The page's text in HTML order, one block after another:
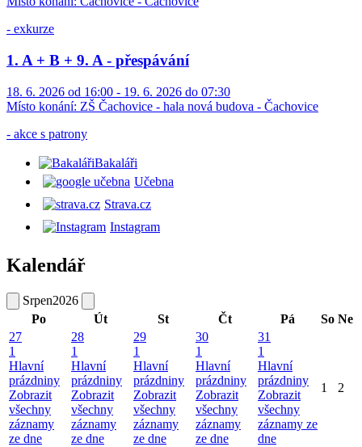
- exkurze
1. A + B + 9. A - přespávání
18. 6. 2026 od 16:00 - 19. 6. 2026 do 07:30
Místo konání: ZŠ Čachovice - hala nová budova - Čachovice
- akce s patrony
Bakaláři
Učebna
Strava.cz
Instagram
Kalendář
Srpen2026
Po
Út St Čt Pá So Ne
27
1
Hlavní
prázdniny
Zobrazit
všechny
záznamy
ze dne
28
1
Hlavní
prázdniny
Zobrazit
všechny
záznamy
ze dne
29
1
Hlavní
prázdniny
Zobrazit
všechny
záznamy
ze dne
30
1
Hlavní
prázdniny
Zobrazit
všechny
záznamy
ze dne
31
1
Hlavní
prázdniny
Zobrazit
všechny
záznamy ze
dne
1 2